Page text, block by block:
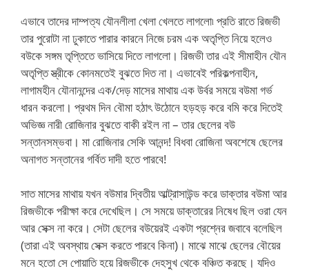
এভাবে তাদের দাম্পত্য যৌনলীলা খেলা খেলতে লাগলো৷ প্রতি রাতে রিজভী
তার পুরোটা না ঢুকাতে পারার কারনে নিজে চরম এক অতৃপ্তি নিয়ে হলেও
বউকে সঙ্গম তৃপ্তিতে ভাসিয়ে দিতে লাগলো। রিজভী তার এই সীমাহীন যৌন
অতৃপ্তি স্ত্রীকে কোনমতেই বুঝতে দিত না। এভাবেই পরিকল্পনাহীন,
লাগামহীন যৌনানন্দের এক/দেড় মাসের মাথায় এক উর্বর সময়ে বউমা গর্ভ
ধারন করলো। প্রথম দিন বৌমা হঠাৎ উঠোনে হড়হড় করে বমি করে দিতেই
অভিজ্ঞ নারী রোজিনার বুঝতে বাকী রইল না – তার ছেলের বউ
সন্তানসম্ভবা। মা রোজিনার সেকি আনন্দ! বিধবা রোজিনা অবশেষে ছেলের
অনাগত সন্তানের গর্বিত দাদী হতে পারবে!
সাত মাসের মাথায় যখন বউমার দ্বিতীয় আল্ট্রাসাউন্ড করে ডাক্তার বউমা আর
রিজভীকে পরীক্ষা করে দেখেছিল। সে সময়ে ডাক্তারের নিষেধ ছিল ওরা যেন
আর সেক্স না করে। সেটা ছেলের বউয়েরই একটা প্রশ্নের জবাবে বলেছিল
(তারা এই অবস্থায় সেক্স করতে পারবে কিনা)। মাঝে মাঝে ছেলের বৌয়ের
মনে হতো সে পোয়াতি হয়ে রিজভীকে দেহসুখ থেকে বঞ্চিত করছে। যদিও